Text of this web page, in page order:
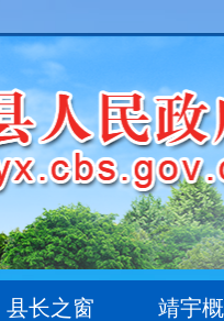
县长之窗 靖宇